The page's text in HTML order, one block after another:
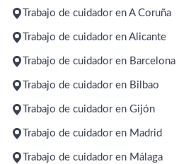
Trabajo de cuidador en A Coruña
Trabajo de cuidador en Alicante
Trabajo de cuidador en Barcelona
Trabajo de cuidador en Bilbao
Trabajo de cuidador en Gijón
Trabajo de cuidador en Madrid
Trabajo de cuidador en Málaga